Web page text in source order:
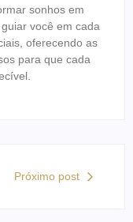
sonhos em
você em cada
oferecendo as
para que cada
Próximo post